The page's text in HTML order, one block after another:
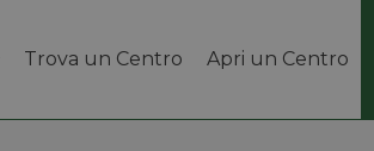
Trova un Centro Apri un Centro